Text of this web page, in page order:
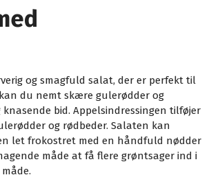
og smagfuld salat, der er perfekt til
du nemt skære gulerødder og
bid. Appelsindressingen tilføjer
og rødbeder. Salaten kan
let frokostret med en håndfuld nødder
måde at få flere grøntsager ind i